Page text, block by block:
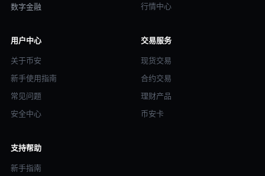
数字金融
行情中心
用户中心
关于币安
新手使用指南
常见问题
安全中心
交易服务
现货交易
合约交易
理财产品
币安卡
支持帮助
新手指南